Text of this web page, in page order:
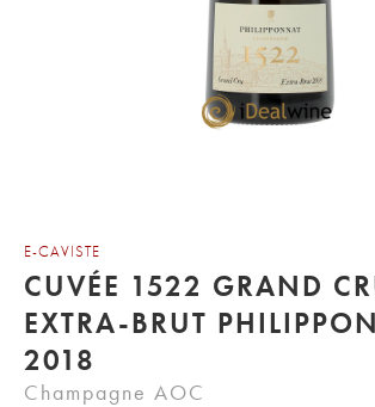
E-CAVISTE
CUVÉE 1522 GRAND
EXTRA-BRUT
2018
Champagne AOC